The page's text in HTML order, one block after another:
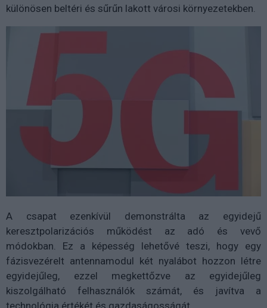
különösen beltéri és sűrűn lakott városi környezetekben.
A csapat ezenkívül demonstrálta az egyidejű
keresztpolarizációs működést az adó és vevő
módokban. Ez a képesség lehetővé teszi, hogy egy
fázisvezérelt antennamodul két nyalábot hozzon létre
egyidejűleg, ezzel megkettőzve az egyidejűleg
kiszolgálható felhasználók számát, és javítva a
technológia értékét és gazdaságosságát.